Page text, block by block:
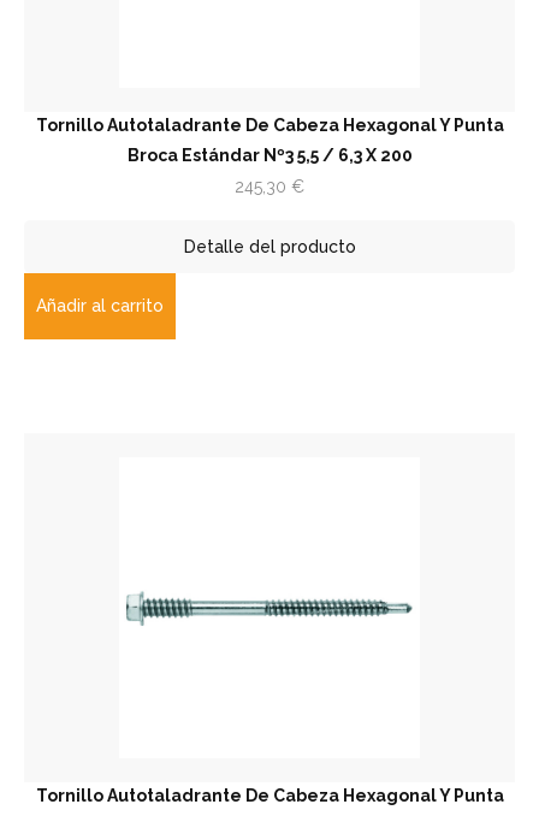
Tornillo Autotaladrante De Cabeza Hexagonal Y Punta
Broca Estándar Nº3 5,5 / 6,3 X 200
245,30 €
Detalle del producto
Añadir al carrito
Tornillo Autotaladrante De Cabeza Hexagonal Y Punta